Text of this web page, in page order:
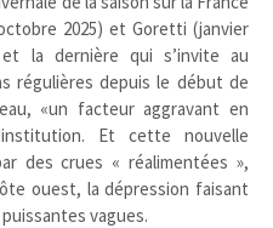
2025) et Goretti (janvier
et la dernière qui s’invite au
régulières depuis le début de
«un facteur aggravant en
Et cette nouvelle
des crues « réalimentées »,
ouest, la dépression faisant
vagues.